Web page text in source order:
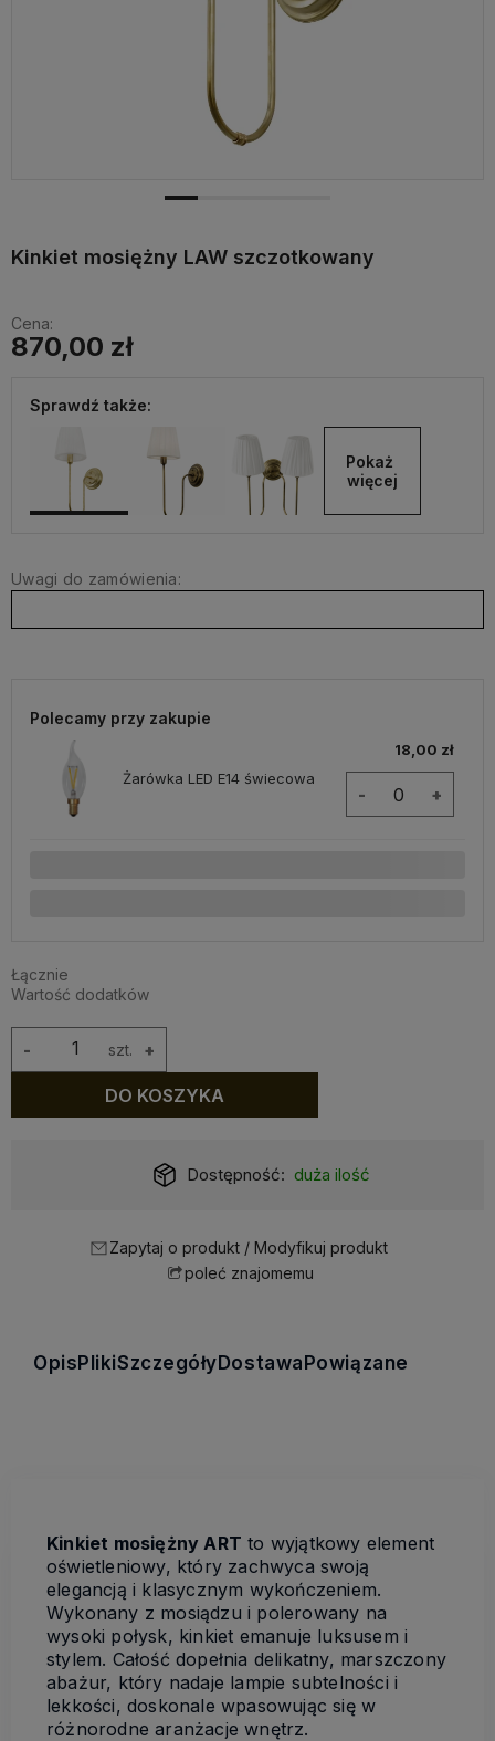
Kinkiet mosiężny LAW szczotkowany
Cena:
870,00 zł
Sprawdź także:
Pokaż
więcej
Uwagi do zamówienia:
Polecamy przy zakupie
Żarówka LED E14 świecowa
18,00 zł
- +
Łącznie
Wartość dodatków
szt. +
-
DO KOSZYKA
Dostępność: duża ilość
Zapytaj o produkt / Modyfikuj produkt
poleć znajomemu
Opis PlikiSzczegóły Dostawa Powiązane
Kinkiet mosiężny ART to wyjątkowy element
oświetleniowy, który zachwyca swoją
elegancją i klasycznym wykończeniem.
Wykonany z mosiądzu i polerowany na
wysoki połysk, kinkiet emanuje luksusem i
stylem. Całość dopełnia delikatny, marszczony
abażur, który nadaje lampie subtelności i
lekkości, doskonale wpasowując się w
różnorodne aranżacje wnętrz.